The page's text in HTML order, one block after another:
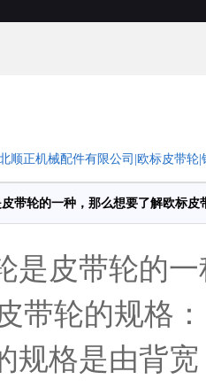
顺正机械配件有限公司|欧标皮带轮|
带轮的一种，那么想要了解欧标
是皮带轮的
带轮的规格：
规格是由背